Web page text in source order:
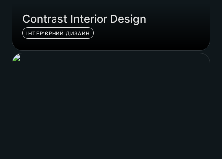
Contrast Interior Design
ІНТЕР’ЄРНИЙ ДИЗАЙН
Shop Express